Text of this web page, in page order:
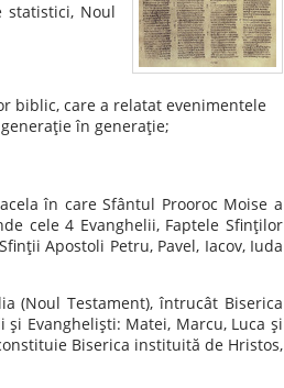
statistici, Noul
biblic, care a relatat evenimentele
în generaţie;
în care Sfântul Prooroc Moise a
cele 4 Evanghelii, Faptele Sfinţilor
Apostoli Petru, Pavel, Iacov, Iuda
(Noul Testament), întrucât Biserica
Evanghelişti: Matei, Marcu, Luca şi
Biserica instituită de Hristos,